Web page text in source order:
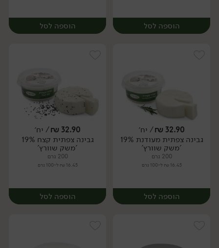
הוספה לסל
יח׳
הוספה לסל
יח׳
32.90
₪/ יח׳
גבינה צפתית מעודנת 19%
'משק שוורץ'
200 גרם
16.45 ₪ ל-100 גרם
הוספה לסל
32.90
₪/ יח׳
גבינה צפתית קצח 19%
'משק שוורץ'
200 גרם
16.45 ₪ ל-100 גרם
הוספה לסל